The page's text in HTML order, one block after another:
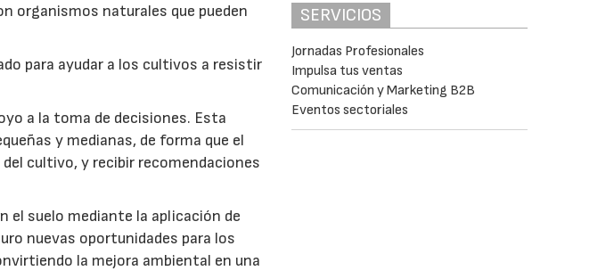
organismos naturales que pueden
para ayudar a los cultivos a resistir
a la toma de decisiones. Esta
y medianas, de forma que el
cultivo, y recibir recomendaciones
el suelo mediante la aplicación de
nuevas oportunidades para los
la mejora ambiental en una
SERVICIOS
Jornadas Profesionales
Impulsa tus ventas
Comunicación y Marketing B2B
Eventos sectoriales